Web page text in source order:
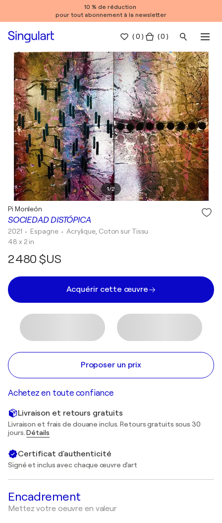
10 % de réduction
pour tout abonnement à la newsletter
(0 ) ( 0 )
1/2
SOCIEDAD DISTÓPICA
Pi Monleón
2021 • Espagne • Acrylique, Coton sur Tissu
48 x 2 in
2 480 $US
Acquérir cette œuvre
Proposer un prix
Achetez en toute confiance
Livraison et retours gratuits
Livraison et frais de douane inclus. Retours gratuits sous 30
jours.Détails
Certificat d'authenticité
Signé et inclus avec chaque œuvre d'art
Encadrement
Mettez votre oeuvre en valeur